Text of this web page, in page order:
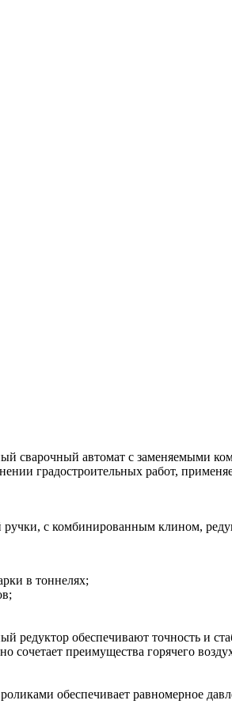
сварочный автомат с заменяемыми
градостроительных работ,
с комбинированным клином,
в тоннелях;
редуктор обеспечивают точность и
преимущества горячего
обеспечивает равномерное